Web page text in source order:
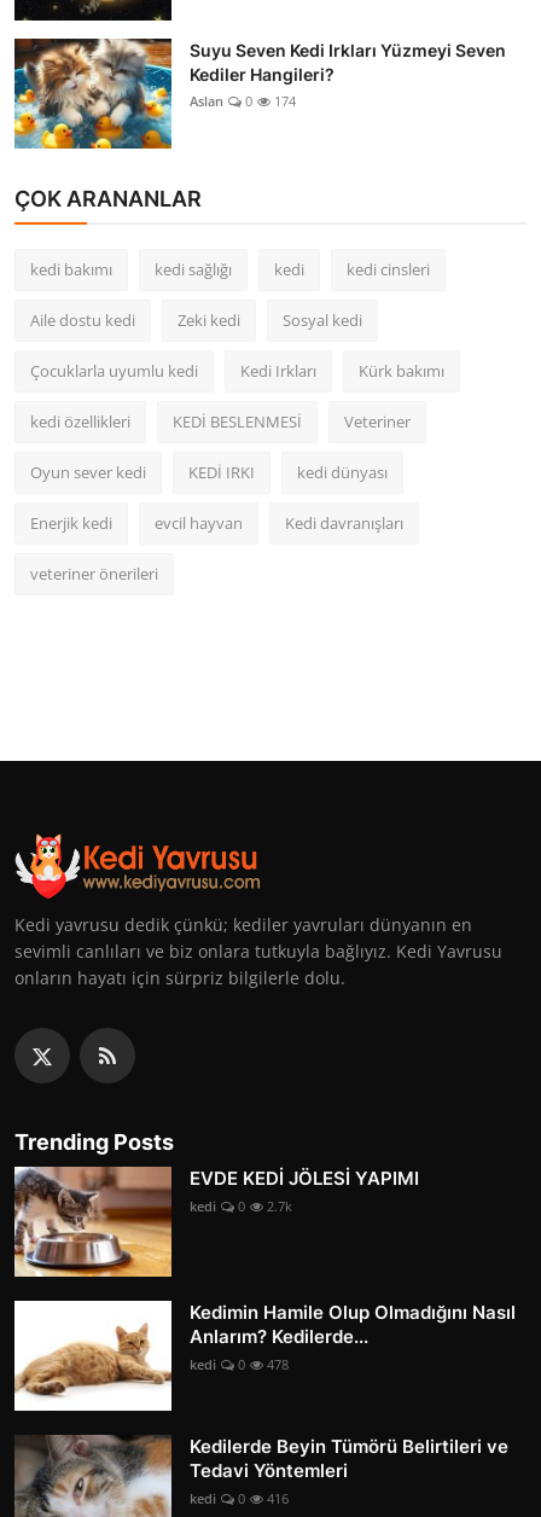
Suyu Seven Kedi Irkları Yüzmeyi Seven
Kediler Hangileri?
Aslan 0 174
ÇOK ARANANLAR
kedi bakımı kedi sağlığı kedi kedi cinsleri
Aile dostu kedi Zeki kedi Sosyal kedi
Çocuklarla uyumlu kedi Kedi Irkları Kürk bakımı
kedi özellikleri KEDİ BESLENMESİ Veteriner
Oyun sever kedi KEDİ IRKI kedi dünyası
Enerjik kedi evcil hayvan Kedi davranışları
veteriner önerileri
Kedi yavrusu dedik çünkü; kediler yavruları dünyanın en
sevimli canlıları ve biz onlara tutkuyla bağlıyız. Kedi Yavrusu
onların hayatı için sürpriz bilgilerle dolu.
Trending Posts
EVDE KEDİ JÖLESİ YAPIMI
kedi 0 2.7k
Kedimin Hamile Olup Olmadığını Nasıl
Anlarım? Kedilerde...
kedi 0 478
Kedilerde Beyin Tümörü Belirtileri ve
Tedavi Yöntemleri
kedi 0 416